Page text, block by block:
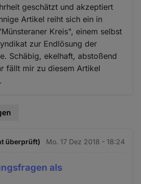
geschätzt und akzeptiert
Artikel reiht sich ein in
Kreis", einem selbst
zur Endlösung der
Schäbig, ekelhaft, abstoßend
fällt mir zu diesem Artikel
überprüft) Mo. 17 Dez 2018 - 18:24
als